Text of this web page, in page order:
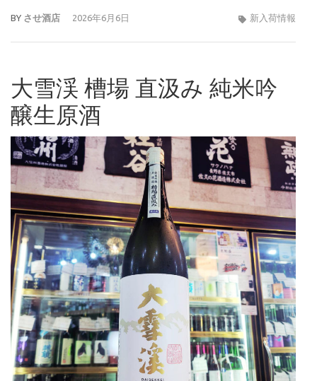
BY させ酒店 2026年6月6日 新入荷情報
大雪渓 槽場 直汲み 純米吟
醸生原酒